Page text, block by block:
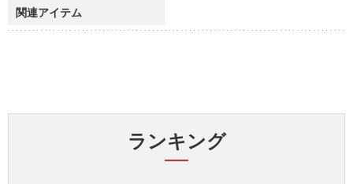
関連アイテム
ランキング